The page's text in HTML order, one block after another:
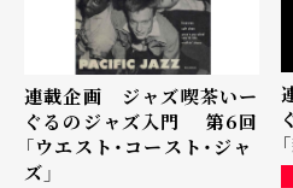
連載企画 ジャズ喫茶いー
ぐるのジャズ入門 第6回
「ウエスト・コースト・ジャ
ズ」